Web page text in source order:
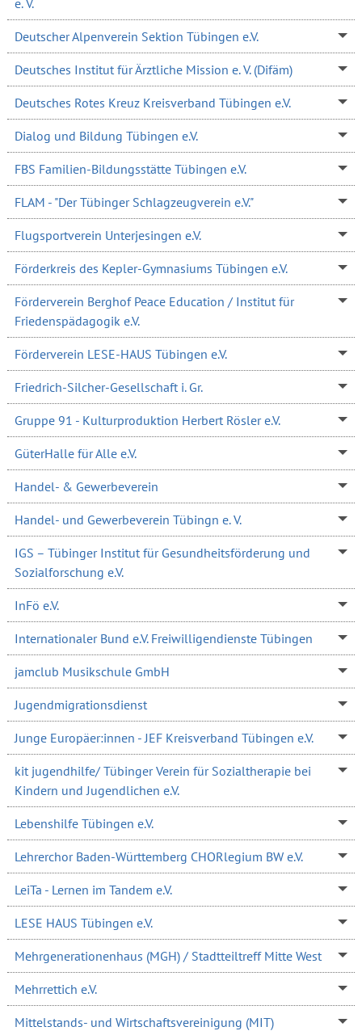
Deutscher Alpenverein Sektion Tübingen e.V.
Deutsches Institut für Ärztliche Mission e. V. (Difäm)
Deutsches Rotes Kreuz Kreisverband Tübingen e.V.
Dialog und Bildung Tübingen e.V.
FBS Familien-Bildungsstätte Tübingen e.V.
FLAM - "Der Tübinger Schlagzeugverein e.V."
Flugsportverein Unterjesingen e.V.
Förderkreis des Kepler-Gymnasiums Tübingen e.V.
Förderverein Berghof Peace Education / Institut für
Friedenspädagogik e.V.
Förderverein LESE-HAUS Tübingen e.V.
Friedrich-Silcher-Gesellschaft i. Gr.
Gruppe 91 - Kulturproduktion Herbert Rösler e.V.
GüterHalle für Alle e.V.
Handel- & Gewerbeverein
Handel- und Gewerbeverein Tübingn e. V.
IGS – Tübinger Institut für Gesundheitsförderung und
Sozialforschung e.V.
InFö e.V.
Internationaler Bund e.V. Freiwilligendienste Tübingen
jamclub Musikschule GmbH
Jugendmigrationsdienst
Junge Europäer:innen - JEF Kreisverband Tübingen e.V.
kit jugendhilfe/ Tübinger Verein für Sozialtherapie bei
Kindern und Jugendlichen e.V.
Lebenshilfe Tübingen e.V.
Lehrerchor Baden-Württemberg CHORlegium BW e.V.
LeiTa - Lernen im Tandem e.V.
LESE HAUS Tübingen e.V.
Mehrgenerationenhaus (MGH) / Stadtteiltreff Mitte West
Mehrrettich e.V.
Mittelstands- und Wirtschaftsvereinigung (MIT)